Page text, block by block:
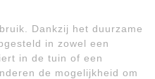
Dankzij het duurzame
in zowel een
in de tuin of een
de mogelijkheid om